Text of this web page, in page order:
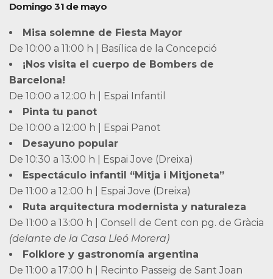
Domingo 31 de mayo
Misa solemne de Fiesta Mayor
De 10:00 a 11:00 h | Basílica de la Concepció
¡Nos visita el cuerpo de Bombers de
Barcelona!
De 10:00 a 12:00 h | Espai Infantil
Pinta tu panot
De 10:00 a 12:00 h | Espai Panot
Desayuno popular
De 10:30 a 13:00 h | Espai Jove (Dreixa)
Espectáculo infantil “Mitja i Mitjoneta”
De 11:00 a 12:00 h | Espai Jove (Dreixa)
Ruta arquitectura modernista y naturaleza
De 11:00 a 13:00 h | Consell de Cent con pg. de Gràcia
(delante de la Casa Lleó Morera)
Folklore y gastronomía argentina
De 11:00 a 17:00 h | Recinto Passeig de Sant Joan